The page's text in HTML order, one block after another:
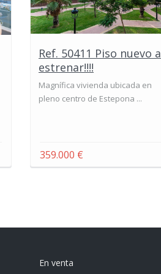
Ref. 50411 Piso nuevo a
estrenar!!!!
Magnífica vivienda ubicada en
pleno centro de Estepona ...
359.000 €
En venta